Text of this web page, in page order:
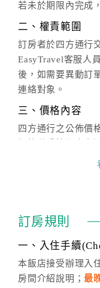
若未於期限內完成
二、權責範圍
訂房者於四方通行
EasyTravel客服人
後，如需要異動訂
連絡對象。
三、價格內容
四方通行之公佈價
價」之當日價格為
通行「客服聯絡單
話方式異動訂單。
※非客服時間之申
五、客服時間
週一至週日，上午
訂房規則
一、入住手續
本飯店接受辦理入
房間介紹說明；最